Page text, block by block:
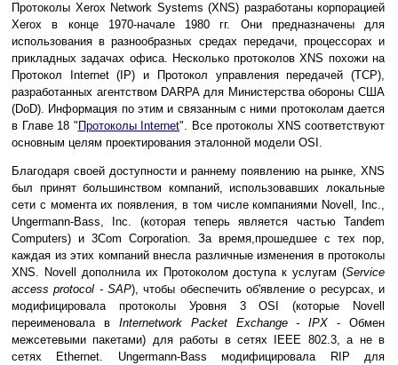
Протоколы Xerox Network Systems (XNS) разработаны корпорацией
Xerox в конце 1970-начале 1980 гг. Они предназначены для
использования в разнообразных средах передачи, процессорах и
прикладных задачах офиса. Несколько протоколов XNS похожи на
Протокол Internet (IP) и Протокол управления передачей (TCP),
разработанных агентством DARPA для Министерства обороны США
(DoD). Информация по этим и связанным с ними протоколам дается
в Главе 18 " Протоколы Internet". Все протоколы XNS соответствуют
основным целям проектирования эталонной модели OSI.
Благодаря своей доступности и раннему появлению на рынке, XNS
был принят большинством компаний, использовавших локальные
сети с момента их появления, в том числе компаниями Novell, Inc.,
Ungermann-Bass, Inc. (которая теперь является частью Tandem
Computers) и 3Com Corporation. За время,прошедшее с тех пор,
каждая из этих компаний внесла различные изменения в протоколы
XNS. Novell дополнила их Протоколом доступа к услугам (Service
access protocol - SAP), чтобы обеспечить об'явление о ресурсах, и
модифицировала протоколы Уровня 3 OSI (которые Novell
переименовала в Internetwork Packet Exchange - IPX - Oбмен
межсетевыми пакетами) для работы в сетях IEEE 802.3, а не в
сетях Ethernet. Ungermann-Bass модифицировала RIP для